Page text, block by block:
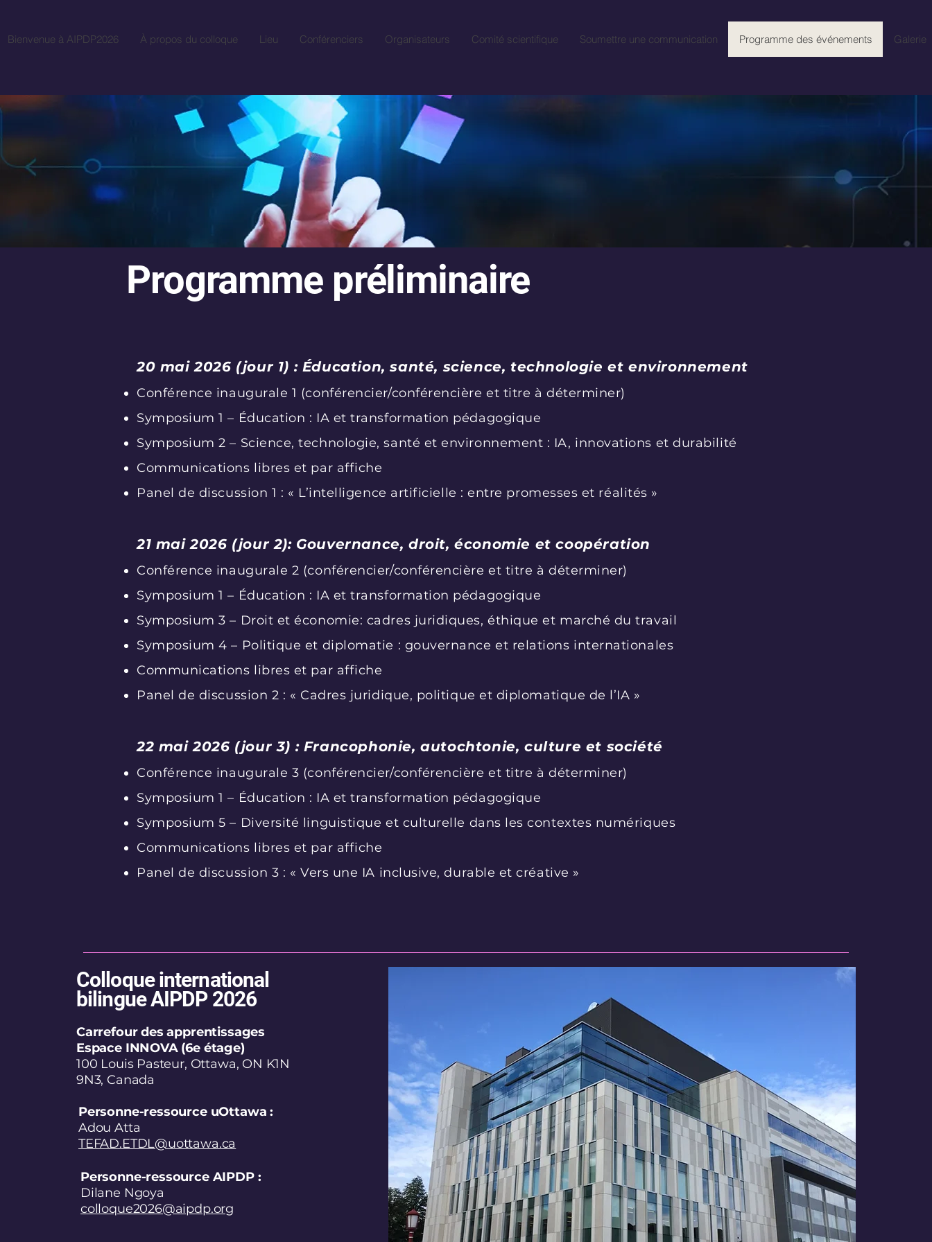
Bienvenue à AIPDP2026 À propos du colloque Lieu Conférenciers Organisateurs Comité scientifique Soumettre une communication Programme des événements Galerie
Programme préliminaire
20 mai 2026 (jour 1) : Éducation, santé, science, technologie et environnement
Conférence inaugurale 1 (conférencier/conférencière et titre à déterminer)
Symposium 1 – Éducation : IA et transformation pédagogique
Symposium 2 – Science, technologie, santé et environnement : IA, innovations et durabilité
Communications libres et par affiche
Panel de discussion 1 : « L’intelligence artificielle : entre promesses et réalités »
21 mai 2026 (jour 2): Gouvernance, droit, économie et coopération
Conférence inaugurale 2 (conférencier/conférencière et titre à déterminer)
Symposium 1 – Éducation : IA et transformation pédagogique
Symposium 3 – Droit et économie: cadres juridiques, éthique et marché du travail
Symposium 4 – Politique et diplomatie : gouvernance et relations internationales
Communications libres et par affiche
Panel de discussion 2 : « Cadres juridique, politique et diplomatique de l’IA »
22 mai 2026 (jour 3) : Francophonie, autochtonie, culture et société
Conférence inaugurale 3 (conférencier/conférencière et titre à déterminer)
Symposium 1 – Éducation : IA et transformation pédagogique
Symposium 5 – Diversité linguistique et culturelle dans les contextes numériques
Communications libres et par affiche
Panel de discussion 3 : « Vers une IA inclusive, durable et créative »
Colloque international
bilingue AIPDP 2026
Carrefour des apprentissages
Espace INNOVA (6e étage)
100 Louis Pasteur, Ottawa, ON K1N
9N3, Canada
Personne-ressource uOttawa :
Adou Atta
TEFAD.ETDL@uottawa.ca
Personne-ressource AIPDP :
Dilane Ngoya
colloque2026@aipdp.org